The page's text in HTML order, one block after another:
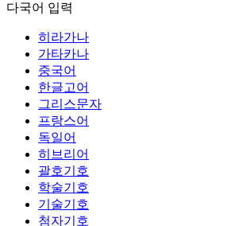
다국어 입력
히라가나
가타카나
중국어
한글고어
그리스문자
프랑스어
독일어
히브리어
괄호기호
학술기호
기술기호
첨자기호